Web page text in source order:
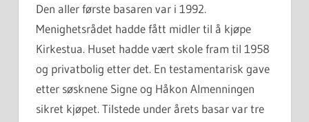
Den aller første basaren var i 1992.
Menighetsrådet hadde fått midler til å kjøpe
Kirkestua. Huset hadde vært skole fram til 1958
og privatbolig etter det. En testamentarisk gave
etter søsknene Signe og Håkon Almenningen
sikret kjøpet. Tilstede under årets basar var tre